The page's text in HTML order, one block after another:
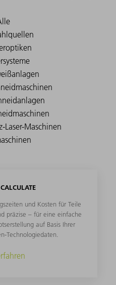
und Kosten für Teile
präzise – für eine einfache
auf Basis Ihrer
Technologiedaten.